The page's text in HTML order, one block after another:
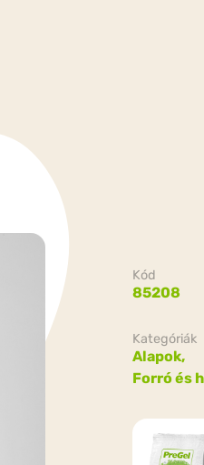
Kód
85208
Kategóriák
Alapok,
Forró és